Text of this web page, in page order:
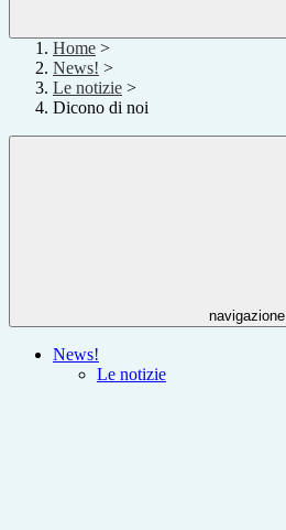
Home >
News! >
Le notizie >
Dicono di noi
navigazione
News!
Le notizie